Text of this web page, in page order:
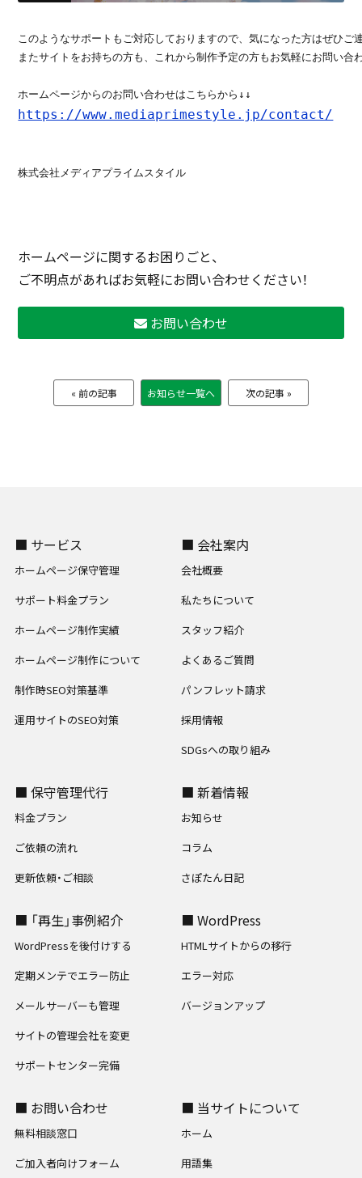
このようなサポートもご対応しておりますので、気になった方はぜひご
またサイトをお持ちの方も、これから制作予定の方もお気軽にお問い合
https://www.mediaprimestyle.jp/contact/
株式会社メディアプライムスタイル
ホームページに関するお困りごと、
ご不明点があればお気軽にお問い合わせください！
お問い合わせ
« 前の記事 お知らせ一覧へ 次の記事 »
■ サービス
ホームページ保守管理
サポート料金プラン
ホームページ制作実績
ホームページ制作について
制作時SEO対策基準
運用サイトのSEO対策
■ 会社案内
会社概要
私たちについて
スタッフ紹介
よくあるご質問
パンフレット請求
採用情報
SDGsへの取り組み
■ 保守管理代行
料金プラン
ご依頼の流れ
更新依頼・ご相談
■ 新着情報
お知らせ
コラム
さぽたん日記
■ 「再生」事例紹介
WordPressを後付けする
定期メンテでエラー防止
メールサーバーも管理
サイトの管理会社を変更
サポートセンター完備
■ WordPress
HTMLサイトからの移行
エラー対応
バージョンアップ
■ お問い合わせ
無料相談窓口
ご加入者向けフォーム
■ 当サイトについて
ホーム
用語集